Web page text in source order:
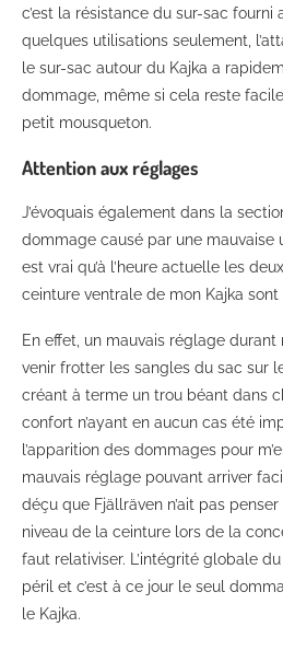
c’est la résistance du sur-sac fourni
quelques utilisations seulement,
le sur-sac autour du Kajka a
dommage, même si cela reste
petit mousqueton.
Attention aux réglages
J’évoquais également dans la
dommage causé par une mauvaise
est vrai qu’à l’heure actuelle les
ceinture ventrale de mon Kajka sont
En effet, un mauvais réglage
venir frotter les sangles du sac sur
créant à terme un trou béant dans
confort n’ayant en aucun cas été
l’apparition des dommages pour
mauvais réglage pouvant arriver
déçu que Fjällräven n’ait pas
niveau de la ceinture lors de la
faut relativiser. L’intégrité globale
péril et c’est à ce jour le seul
le Kajka.